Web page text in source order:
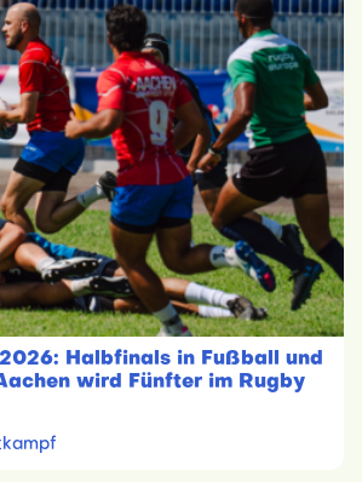
2026: Halbfinals in Fußball und
wird Fünfter im Rugby